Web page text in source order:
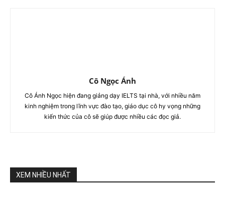
Cô Ngọc Ánh
Cô Ánh Ngọc hiện đang giảng dạy IELTS tại nhà, với nhiều năm
kinh nghiệm trong lĩnh vực đào tạo, giáo dục cô hy vọng những
kiến thức của cô sẽ giúp được nhiều các đọc giả.
XEM NHIỀU NHẤT